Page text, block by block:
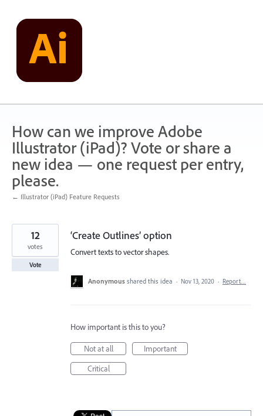
content
How can we improve Adobe
Illustrator (iPad)? Vote or share a
new idea — one request per entry,
please.
← Illustrator (iPad) Feature Requests
‘Create Outlines’ option
Convert texts to vector shapes.
12
votes
Vote
Anonymous shared this idea · Nov 13, 2020 · Report…
How important is this to you?
Not at all
Important
Critical